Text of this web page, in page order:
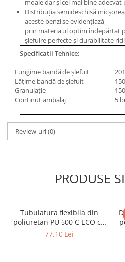
Masini de lustruit
Masini de polizat bavuri cu perii
Masini de rectificat plan
Masini de rectificat plan
Masini de satinat
Masini de slefuit combinate
Masini de slefuit cu banda
Masini de slefuit cu disc
Masini de slefuit cu mediu umed si
uscat
Masini pentru slefuit tevi
Masini de filetat
Masini pneumatice de filetat
moale dar şi cel mai bine
Distribuţia semideschisă
aceste benzi se evidenţiază
prin materialul optim îndepărtat
şlefuire perfecte şi durabilitate
Specificatii Tehnice:
Lungime bandă de şlefuit
Lăţime bandă de şlefuit
Granulaţie
150
Conţinut ambalaj
5
Review-uri(0)
PRODUSE
Tubulatura flexibila din
poliuretan PU 600 C ECO cu
insertie metalica diametru
77,10 Lei